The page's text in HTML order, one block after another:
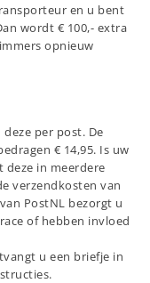
en u bent
wordt € 100,- extra
opnieuw
per post. De
€ 14,95. Is uw
deze in meerdere
verzendkosten van
PostNL bezorgt u
of hebben invloed
u een briefje in